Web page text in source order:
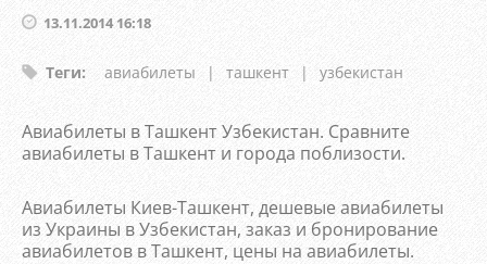
13.11.2014 16:18
Теги: авиабилеты | ташкент | узбекистан
Авиабилеты в Ташкент Узбекистан. Сравните
авиабилеты в Ташкент и города поблизости.
Авиабилеты Киев-Ташкент, дешевые авиабилеты
из Украины в Узбекистан, заказ и бронирование
авиабилетов в Ташкент, цены на авиабилеты.